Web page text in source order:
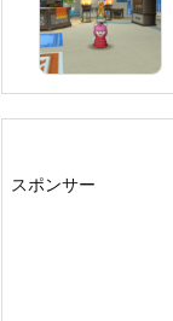
スポンサー